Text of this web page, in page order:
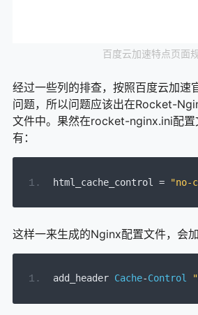
百度云加速特点页面
经过一些列的排查，按照百度云加速
问题，所以问题应该出在Rocket-
文件中。果然在rocket-nginx.ini配
有：
html_cache_control = "no-
这样一来生成的Nginx配置文件，会加
add_header Cache-Control